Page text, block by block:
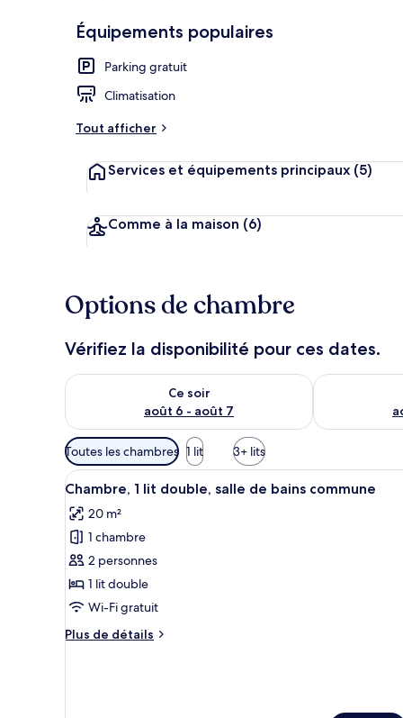
Équipements populaires
Parking gratuit
Climatisation
Tout afficher
Services et équipements principaux (5)
Comme à la maison (6)
Options de chambre
Vérifiez la disponibilité pour ces dates.
Ce soir
août 6 - août 7
Vérifier la disponibilité pour ce soir août 6 - août 7
Vérifier la
Filtres
disponibles
pour
les
chambres
Toutes les chambres 1 lit 3+ lits
Afficher
toutes
les
photos
pour
ce
type
chambre :
Une chambre à coucher
13
Chambre, 1 lit double, salle de bains commune
20 m²
1 chambre
2 personnes
1 lit double
Wi-Fi gratuit
Plus de détails
Plus